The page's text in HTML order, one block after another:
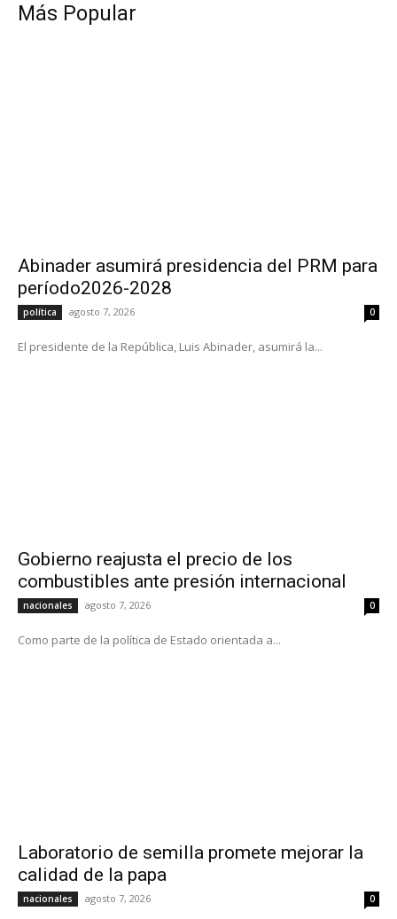
Más Popular
Abinader asumirá presidencia del PRM para
período2026-2028
política agosto 7, 2026 0
El presidente de la República, Luis Abinader, asumirá la...
Gobierno reajusta el precio de los
combustibles ante presión internacional
nacionales agosto 7, 2026 0
Como parte de la política de Estado orientada a...
Laboratorio de semilla promete mejorar la
calidad de la papa
nacionales agosto 7, 2026 0